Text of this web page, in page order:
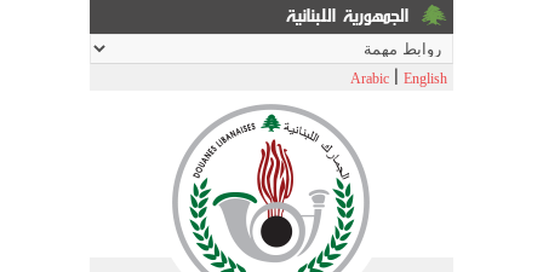
الجمهورية اللبنانية
Arabic English